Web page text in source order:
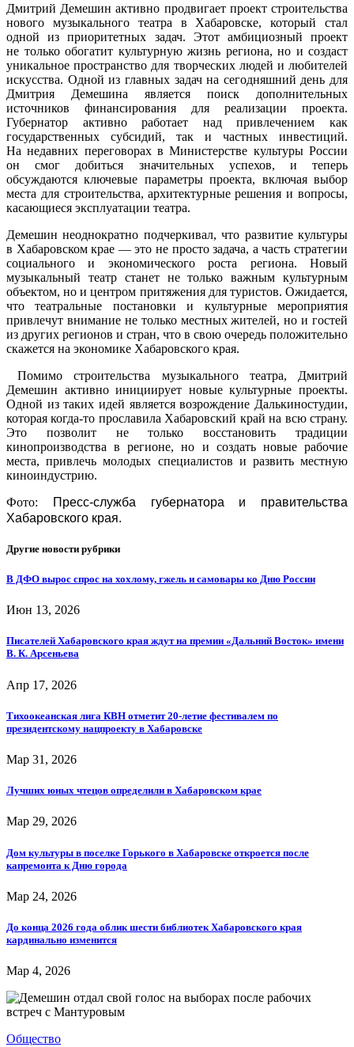
Дмитрий Демешин активно продвигает проект строительства
нового музыкального театра в Хабаровске, который стал
одной из приоритетных задач. Этот амбициозный проект
не только обогатит культурную жизнь региона, но и создаст
уникальное пространство для творческих людей и любителей
искусства. Одной из главных задач на сегодняшний день для
Дмитрия Демешина является поиск дополнительных
источников финансирования для реализации проекта.
Губернатор активно работает над привлечением как
государственных субсидий, так и частных инвестиций.
На недавних переговорах в Министерстве культуры России
он смог добиться значительных успехов, и теперь
обсуждаются ключевые параметры проекта, включая выбор
места для строительства, архитектурные решения и вопросы,
касающиеся эксплуатации театра.
Демешин неоднократно подчеркивал, что развитие культуры
в Хабаровском крае — это не просто задача, а часть стратегии
социального и экономического роста региона. Новый
музыкальный театр станет не только важным культурным
объектом, но и центром притяжения для туристов. Ожидается,
что театральные постановки и культурные мероприятия
привлечут внимание не только местных жителей, но и гостей
из других регионов и стран, что в свою очередь положительно
скажется на экономике Хабаровского края.
Помимо строительства музыкального театра, Дмитрий
Демешин активно инициирует новые культурные проекты.
Одной из таких идей является возрождение Далькиностудии,
которая когда-то прославила Хабаровский край на всю страну.
Это позволит не только восстановить традиции
кинопроизводства в регионе, но и создать новые рабочие
места, привлечь молодых специалистов и развить местную
киноиндустрию.
Фото:
Пресс-служба губернатора и правительства
Хабаровского края.
Другие новости рубрики
В ДФО вырос спрос на хохлому, гжель и самовары ко Дню России
Июн 13, 2026
Писателей Хабаровского края ждут на премии «Дальний Восток» имени
В. К. Арсеньева
Апр 17, 2026
Тихоокеанская лига КВН отметит 20-летие фестивалем по
президентскому нацпроекту в Хабаровске
Мар 31, 2026
Лучших юных чтецов определили в Хабаровском крае
Мар 29, 2026
Дом культуры в поселке Горького в Хабаровске откроется после
капремонта к Дню города
Мар 24, 2026
До конца 2026 года облик шести библиотек Хабаровского края
кардинально изменится
Мар 4, 2026
Общество